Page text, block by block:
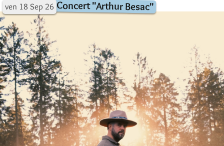
ven 18 Sep 26 Concert "Arthur Besac"